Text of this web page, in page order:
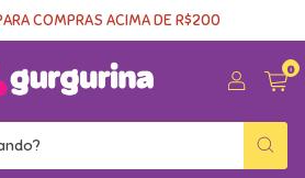
COMPRAS ACIMA DE R$200
0